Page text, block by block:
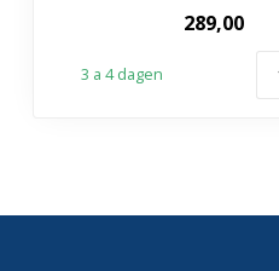
289,00
3 a 4 dagen